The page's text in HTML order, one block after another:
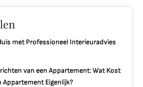
met Professioneel Interieuradvies
van een Appartement: Wat Kost
Eigenlijk?